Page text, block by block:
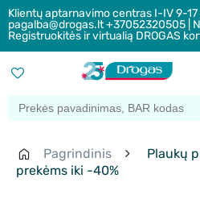
Klientų aptarnavimo centras I-IV 9-17
pagalba@drogas.lt +37052320505 |
Registruokitės ir virtualią DROGAS
Pagrindinis
Plaukų
prekėms iki -40%